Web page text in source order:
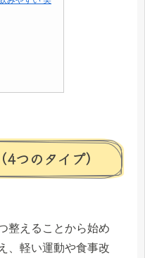
つのタイプ）
整えることから始め
、軽い運動や食事改